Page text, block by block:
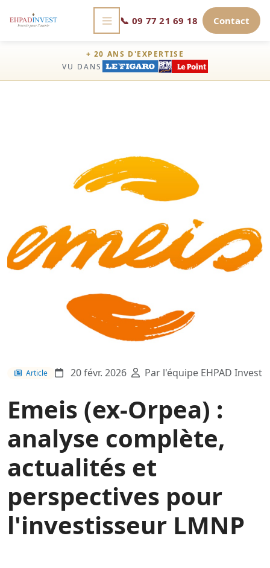
📞 09 77 21 69 18 Contact
+ 20 ANS D'EXPERTISE
VU DANS
Article 20 févr. 2026 Par l'équipe EHPAD Invest
Emeis (ex-Orpea) :
analyse complète,
actualités et
perspectives pour
l'investisseur LMNP